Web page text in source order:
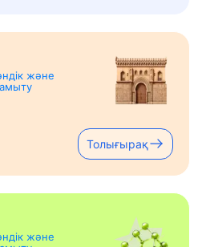
және
Толығырақ
және